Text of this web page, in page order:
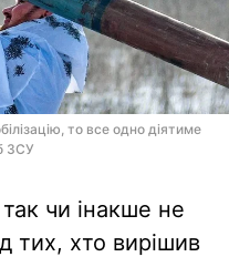
то все одно діятиме
ЗСУ
чи інакше не
тих, хто вирішив